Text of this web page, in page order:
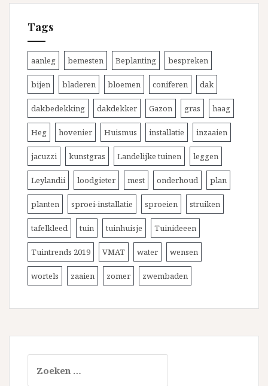
Tags
aanleg bemesten Beplanting bespreken
bijen bladeren bloemen coniferen dak
dakbedekking dakdekker Gazon gras haag
Heg hovenier Huismus installatie inzaaien
jacuzzi kunstgras Landelijke tuinen leggen
Leylandii loodgieter mest onderhoud plan
planten sproei-installatie sproeien struiken
tafelkleed tuin tuinhuisje Tuinideeen
Tuintrends 2019 VMAT water wensen
wortels zaaien zomer zwembaden
naar: